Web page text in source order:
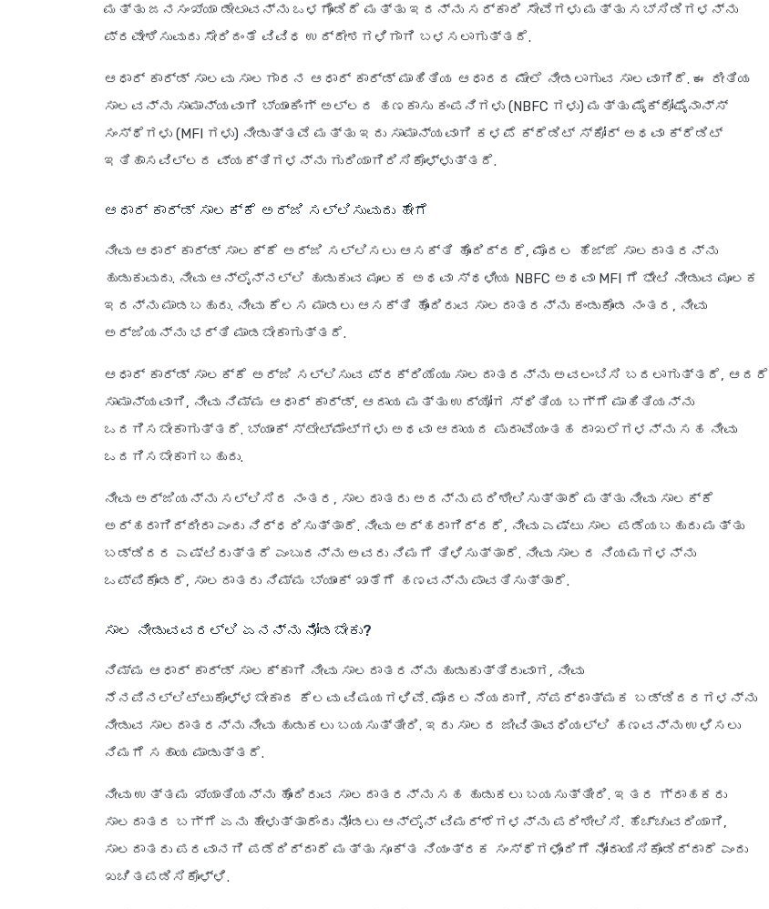
ಮತ್ತು ಜನಸಂಖ್ಯಾ ಡೇಟಾವನ್ನು ಒಳಗೊಂಡಿದೆ ಮತ್ತು ಇದನ್ನು ಸರ್ಕಾರಿ ಸೇವೆಗಳು ಮತ್ತು ಸಬ್ಸಿಡಿಗಳನ್ನು
ಪ್ರವೇಶಿಸುವುದು ಸೇರಿದಂತೆ ವಿವಿಧ ಉದ್ದೇಶಗಳಿಗಾಗಿ ಬಳಸಲಾಗುತ್ತದೆ.
ಆಧಾರ್ ಕಾರ್ಡ್ ಸಾಲವು ಸಾಲಗಾರನ ಆಧಾರ್ ಕಾರ್ಡ್ ಮಾಹಿತಿಯ ಆಧಾರದ ಮೇಲೆ ನೀಡಲಾಗುವ ಸಾಲವಾಗಿದೆ. ಈ ರೀತಿಯ
ಸಾಲವನ್ನು ಸಾಮಾನ್ಯವಾಗಿ ಬ್ಯಾಂಕಿಂಗ್ ಅಲ್ಲದ ಹಣಕಾಸು ಕಂಪನಿಗಳು (NBFC ಗಳು) ಮತ್ತು ಮೈಕ್ರೋಫೈನಾನ್ಸ್
ಸಂಸ್ಥೆಗಳು (MFI ಗಳು) ನೀಡುತ್ತವೆ ಮತ್ತು ಇದು ಸಾಮಾನ್ಯವಾಗಿ ಕಳಪೆ ಕ್ರೆಡಿಟ್ ಸ್ಕೋರ್ ಅಥವಾ ಕ್ರೆಡಿಟ್
ಇತಿಹಾಸವಿಲ್ಲದ ವ್ಯಕ್ತಿಗಳನ್ನು ಗುರಿಯಾಗಿರಿಸಿಕೊಳ್ಳುತ್ತದೆ.
ಆಧಾರ್ ಕಾರ್ಡ್ ಸಾಲಕ್ಕೆ ಅರ್ಜಿ ಸಲ್ಲಿಸುವುದು ಹೇಗೆ
ನೀವು ಆಧಾರ್ ಕಾರ್ಡ್ ಸಾಲಕ್ಕೆ ಅರ್ಜಿ ಸಲ್ಲಿಸಲು ಆಸಕ್ತಿ ಹೊಂದಿದ್ದರೆ, ಮೊದಲ ಹೆಜ್ಜೆ ಸಾಲದಾತರನ್ನು
ಹುಡುಕುವುದು. ನೀವು ಆನ್‌ಲೈನ್‌ನಲ್ಲಿ ಹುಡುಕುವ ಮೂಲಕ ಅಥವಾ ಸ್ಥಳೀಯ NBFC ಅಥವಾ MFI ಗೆ ಭೇಟಿ ನೀಡುವ ಮೂಲಕ
ಇದನ್ನು ಮಾಡಬಹುದು. ನೀವು ಕೆಲಸ ಮಾಡಲು ಆಸಕ್ತಿ ಹೊಂದಿರುವ ಸಾಲದಾತರನ್ನು ಕಂಡುಕೊಂಡ ನಂತರ, ನೀವು
ಅರ್ಜಿಯನ್ನು ಭರ್ತಿ ಮಾಡಬೇಕಾಗುತ್ತದೆ.
ಆಧಾರ್ ಕಾರ್ಡ್ ಸಾಲಕ್ಕೆ ಅರ್ಜಿ ಸಲ್ಲಿಸುವ ಪ್ರಕ್ರಿಯೆಯು ಸಾಲದಾತರನ್ನು ಅವಲಂಬಿಸಿ ಬದಲಾಗುತ್ತದೆ, ಆದರೆ
ಸಾಮಾನ್ಯವಾಗಿ, ನೀವು ನಿಮ್ಮ ಆಧಾರ್ ಕಾರ್ಡ್, ಆದಾಯ ಮತ್ತು ಉದ್ಯೋಗ ಸ್ಥಿತಿಯ ಬಗ್ಗೆ ಮಾಹಿತಿಯನ್ನು
ಒದಗಿಸಬೇಕಾಗುತ್ತದೆ. ಬ್ಯಾಂಕ್ ಸ್ಟೇಟ್‌ಮೆಂಟ್‌ಗಳು ಅಥವಾ ಆದಾಯದ ಪುರಾವೆಯಂತಹ ದಾಖಲೆಗಳನ್ನು ಸಹ ನೀವು
ಒದಗಿಸಬೇಕಾಗಬಹುದು.
ನೀವು ಅರ್ಜಿಯನ್ನು ಸಲ್ಲಿಸಿದ ನಂತರ, ಸಾಲದಾತರು ಅದನ್ನು ಪರಿಶೀಲಿಸುತ್ತಾರೆ ಮತ್ತು ನೀವು ಸಾಲಕ್ಕೆ
ಅರ್ಹರಾಗಿದ್ದೀರಾ ಎಂದು ನಿರ್ಧರಿಸುತ್ತಾರೆ. ನೀವು ಅರ್ಹರಾಗಿದ್ದರೆ, ನೀವು ಎಷ್ಟು ಸಾಲ ಪಡೆಯಬಹುದು ಮತ್ತು
ಬಡ್ಡಿದರ ಎಷ್ಟಿರುತ್ತದೆ ಎಂಬುದನ್ನು ಅವರು ನಿಮಗೆ ತಿಳಿಸುತ್ತಾರೆ. ನೀವು ಸಾಲದ ನಿಯಮಗಳನ್ನು
ಒಪ್ಪಿಕೊಂಡರೆ, ಸಾಲದಾತರು ನಿಮ್ಮ ಬ್ಯಾಂಕ್ ಖಾತೆಗೆ ಹಣವನ್ನು ಪಾವತಿಸುತ್ತಾರೆ.
ಸಾಲ ನೀಡುವವರಲ್ಲಿ ಏನನ್ನು ನೋಡಬೇಕು?
ನಿಮ್ಮ ಆಧಾರ್ ಕಾರ್ಡ್ ಸಾಲಕ್ಕಾಗಿ ನೀವು ಸಾಲದಾತರನ್ನು ಹುಡುಕುತ್ತಿರುವಾಗ, ನೀವು
ನೆನಪಿನಲ್ಲಿಟ್ಟುಕೊಳ್ಳಬೇಕಾದ ಕೆಲವು ವಿಷಯಗಳಿವೆ. ಮೊದಲನೆಯದಾಗಿ, ಸ್ಪರ್ಧಾತ್ಮಕ ಬಡ್ಡಿದರಗಳನ್ನು
ನೀಡುವ ಸಾಲದಾತರನ್ನು ನೀವು ಹುಡುಕಲು ಬಯಸುತ್ತೀರಿ. ಇದು ಸಾಲದ ಜೀವಿತಾವಧಿಯಲ್ಲಿ ಹಣವನ್ನು ಉಳಿಸಲು
ನಿಮಗೆ ಸಹಾಯ ಮಾಡುತ್ತದೆ.
ನೀವು ಉತ್ತಮ ಖ್ಯಾತಿಯನ್ನು ಹೊಂದಿರುವ ಸಾಲದಾತರನ್ನು ಸಹ ಹುಡುಕಲು ಬಯಸುತ್ತೀರಿ. ಇತರ ಗ್ರಾಹಕರು
ಸಾಲದಾತರ ಬಗ್ಗೆ ಏನು ಹೇಳುತ್ತಾರೆಂದು ನೋಡಲು ಆನ್‌ಲೈನ್ ವಿಮರ್ಶೆಗಳನ್ನು ಪರಿಶೀಲಿಸಿ. ಹೆಚ್ಚುವರಿಯಾಗಿ,
ಸಾಲದಾತರು ಪರವಾನಗಿ ಪಡೆದಿದ್ದಾರೆ ಮತ್ತು ಸೂಕ್ತ ನಿಯಂತ್ರಕ ಸಂಸ್ಥೆಗಳೊಂದಿಗೆ ನೋಂದಾಯಿಸಿಕೊಂಡಿದ್ದಾರೆ ಎಂದು
ಖಚಿತಪಡಿಸಿಕೊಳ್ಳಿ.